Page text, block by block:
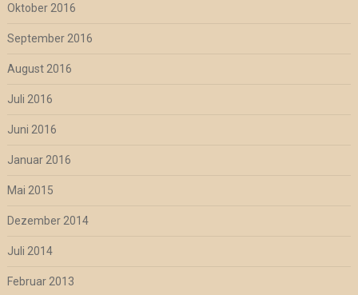
Oktober 2016
September 2016
August 2016
Juli 2016
Juni 2016
Januar 2016
Mai 2015
Dezember 2014
Juli 2014
Februar 2013